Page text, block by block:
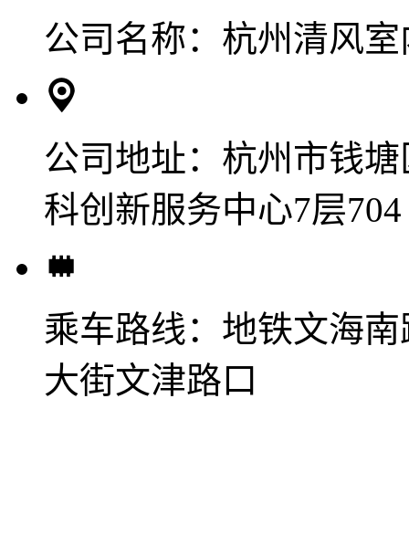
公司名称： 杭州清风
公司地址： 杭州市钱
科创新服务中心7层704
乘车路线： 地铁文海
大街文津路口